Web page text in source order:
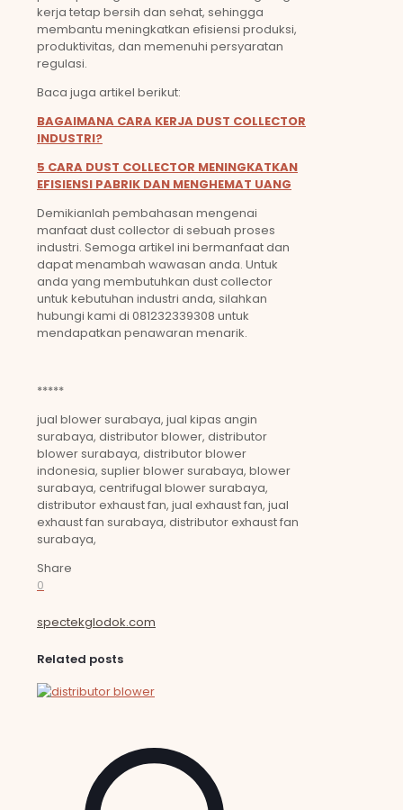
kerja tetap bersih dan sehat, sehingga
membantu meningkatkan efisiensi produksi,
produktivitas, dan memenuhi persyaratan
regulasi.
Baca juga artikel berikut:
BAGAIMANA CARA KERJA DUST COLLECTOR
INDUSTRI?
5 CARA DUST COLLECTOR MENINGKATKAN
EFISIENSI PABRIK DAN MENGHEMAT UANG
Demikianlah pembahasan mengenai
manfaat dust collector di sebuah proses
industri. Semoga artikel ini bermanfaat dan
dapat menambah wawasan anda. Untuk
anda yang membutuhkan dust collector
untuk kebutuhan industri anda, silahkan
hubungi kami di 081232339308 untuk
mendapatkan penawaran menarik.
*****
jual blower surabaya, jual kipas angin
surabaya, distributor blower, distributor
blower surabaya, distributor blower
indonesia, suplier blower surabaya, blower
surabaya, centrifugal blower surabaya,
distributor exhaust fan, jual exhaust fan, jual
exhaust fan surabaya, distributor exhaust fan
surabaya,
Share
0
spectekglodok.com
Related posts